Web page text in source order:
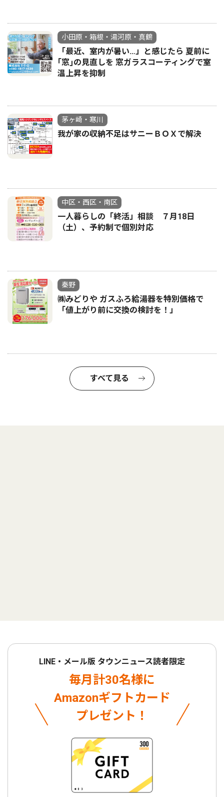
小田原・箱根・湯河原・真鶴
「最近、室内が暑い…」と感じたら 夏前に
｢窓｣の見直しを 窓ガラスコーティングで室
温上昇を抑制
茅ヶ崎・寒川
我が家の収納不足はサニーＢＯＸで解決
中区・西区・南区
一人暮らしの「終活」相談 ７月18日
（土）、予約制で個別対応
秦野
㈱みどりや ガスふろ給湯器を特別価格で
「値上がり前に交換の検討を！」
すべて見る
LINE・メール版 タウンニュース読者限定
毎月計30名様に
Amazonギフトカード
プレゼント！